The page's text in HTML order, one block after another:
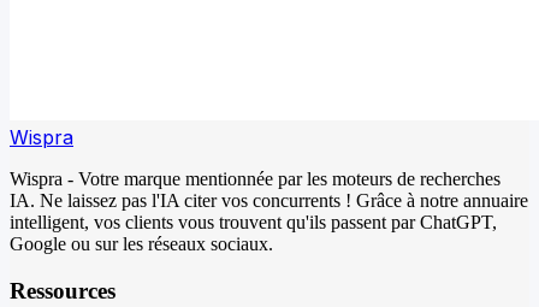
Wispra
Wispra - Votre marque mentionnée par les moteurs de recherches
IA. Ne laissez pas l'IA citer vos concurrents ! Grâce à notre annuaire
intelligent, vos clients vous trouvent qu'ils passent par ChatGPT,
Google ou sur les réseaux sociaux.
Ressources